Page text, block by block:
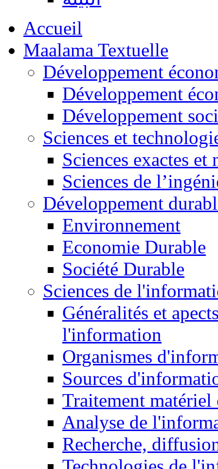
Accueil
Maalama Textuelle
Développement
Développement
Développement
Sciences et
Sciences exactes et
Sciences de
Développement
Environnement
Economie Durable
Société Durable
Sciences de
Généralités et
l'information
Organismes
Sources
Traitement matériel
Analyse de
Recherche,